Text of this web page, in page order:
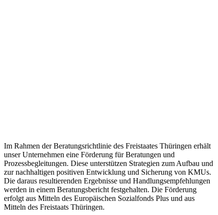
Im Rahmen der Beratungsrichtlinie des Freistaates Thüringen erhält
unser Unternehmen eine Förderung für Beratungen und
Prozessbegleitungen. Diese unterstützen Strategien zum Aufbau und
zur nachhaltigen positiven Entwicklung und Sicherung von KMUs.
Die daraus resultierenden Ergebnisse und Handlungsempfehlungen
werden in einem Beratungsbericht festgehalten. Die Förderung
erfolgt aus Mitteln des Europäischen Sozialfonds Plus und aus
Mitteln des Freistaats Thüringen.